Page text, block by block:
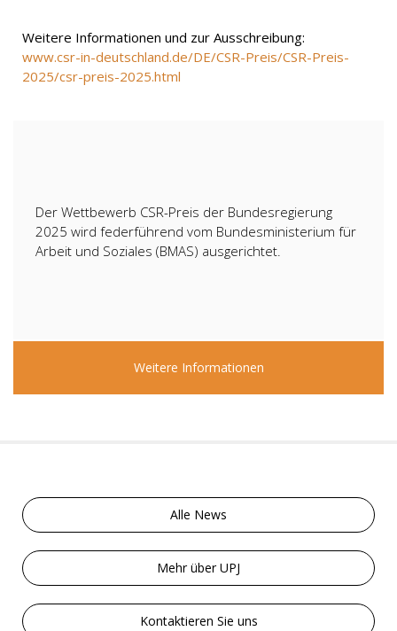
Weitere Informationen und zur Ausschreibung:
www.csr-in-deutschland.de/DE/CSR-Preis/CSR-Preis-
2025/csr-preis-2025.html
Der Wettbewerb CSR-Preis der Bundesregierung
2025 wird federführend vom Bundesministerium für
Arbeit und Soziales (BMAS) ausgerichtet.
Weitere Informationen
Alle News
Mehr über UPJ
Kontaktieren Sie uns